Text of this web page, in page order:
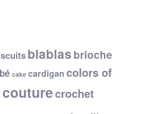
blablas brioche
cake cardigan colors of
couturecrochet